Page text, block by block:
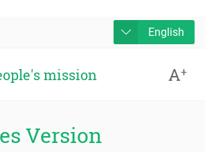
English
mission A+
Version